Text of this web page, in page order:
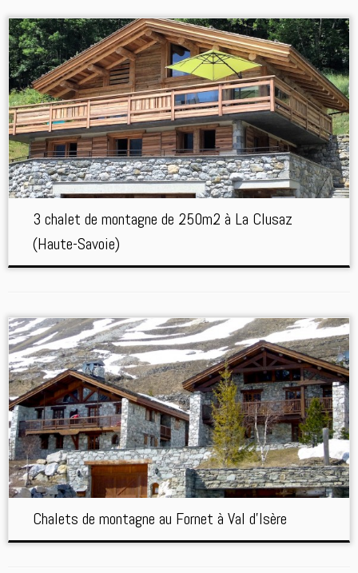
3 chalet de montagne de 250m2 à La Clusaz
(Haute-Savoie)
Chalets de montagne au Fornet à Val d’Isère